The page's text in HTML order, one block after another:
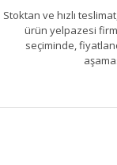
Stoktan ve hızlı
ürün yelpazesi
seçiminde,